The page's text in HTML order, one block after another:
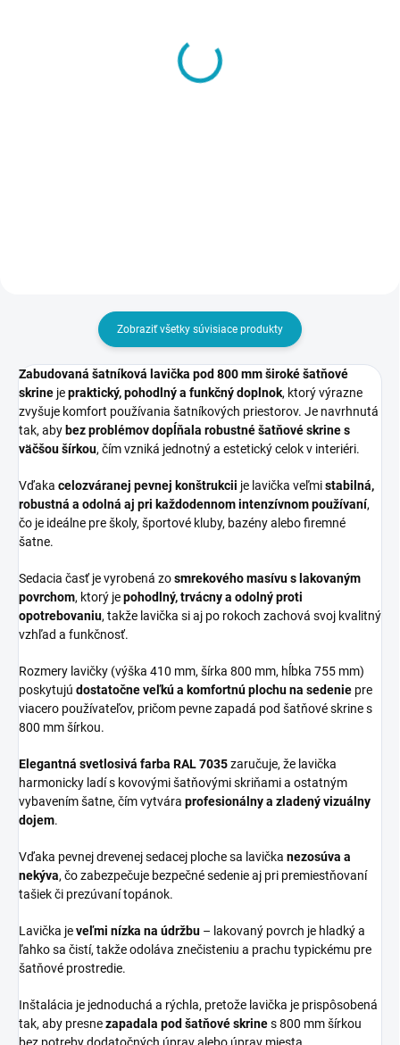
Zobraziť všetky súvisiace produkty
Zabudovaná šatníková lavička pod 800 mm široké šatňové
skrine jepraktický, pohodlný a funkčný doplnok, ktorý výrazne
zvyšuje komfort používania šatníkových priestorov. Je navrhnutá
tak, aby bez problémov dopĺňala robustné šatňové skrine s
väčšou šírkou, čím vzniká jednotný a estetický celok v interiéri.
Vďaka celozváranej pevnej konštrukcii je lavička veľmistabilná,
robustná a odolná aj pri každodennom intenzívnom používaní,
čo je ideálne pre školy, športové kluby, bazény alebo firemné
šatne.
Sedacia časť je vyrobená zosmrekového masívu s lakovaným
povrchom, ktorý jepohodlný, trvácny a odolný proti
opotrebovaniu, takže lavička si aj po rokoch zachová svoj kvalitný
vzhľad a funkčnosť.
Rozmery lavičky (výška 410 mm, šírka 800 mm, hĺbka 755 mm)
poskytujú dostatočne veľkú a komfortnú plochu na sedenie pre
viacero používateľov, pričom pevne zapadá pod šatňové skrine s
800 mm šírkou.
Elegantná svetlosivá farba RAL 7035zaručuje, že lavička
harmonicky ladí s kovovými šatňovými skriňami a ostatným
vybavením šatne, čím vytvára profesionálny a zladený vizuálny
dojem.
Vďaka pevnej drevenej sedacej ploche sa lavička nezosúva a
nekýva, čo zabezpečuje bezpečné sedenie aj pri premiestňovaní
tašiek či prezúvaní topánok.
Lavička jeveľmi nízka na údržbu – lakovaný povrch je hladký a
ľahko sa čistí, takže odoláva znečisteniu a prachu typickému pre
šatňové prostredie.
Inštalácia je jednoduchá a rýchla, pretože lavička je prispôsobená
tak, aby presnezapadala pod šatňové skrines 800 mm šírkou